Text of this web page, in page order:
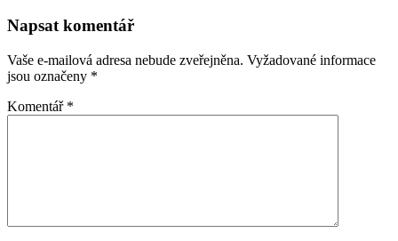
Napsat komentář
Vaše e-mailová adresa nebude zveřejněna. Vyžadované informace
jsou označeny *
Komentář *